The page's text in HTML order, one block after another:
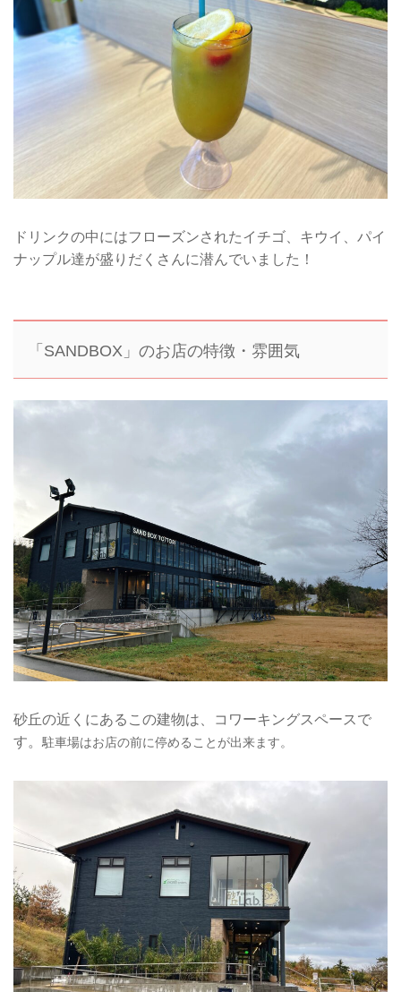
ドリンクの中にはフローズンされたイチゴ、キウイ、パイ
ナップル達が盛りだくさんに潜んでいました！
「SANDBOX」のお店の特徴・雰囲気
砂丘の近くにあるこの建物は、コワーキングスペースで
す。 駐車場はお店の前に停めることが出来ます。